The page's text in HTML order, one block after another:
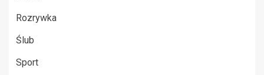
Rozrywka
Ślub
Sport